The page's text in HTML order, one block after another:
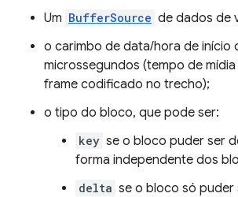
Um BufferSource de dados de
o carimbo de data/hora de início
microssegundos (tempo de
frame codificado no trecho);
o tipo do bloco, que pode ser:
key se o bloco puder ser
forma independente dos
delta se o bloco só